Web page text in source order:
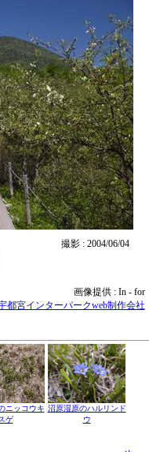
撮影 : 2004/06/04
画像提供 : In - for
都宮インターパークweb制作会社
ニッコウキ
ゲ
沼原湿原のハルリンド
ウ